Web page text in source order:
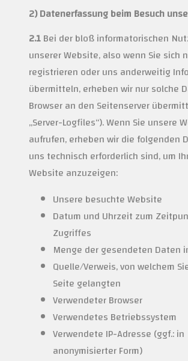
2) Datenerfassung beim Besuch
2.1Bei der bloß informatorischen
unserer Website, also wenn Sie sich
registrieren oder uns anderweitig
übermitteln, erheben wir nur solche
Browser an den Seitenserver
„Server-Logfiles“). Wenn Sie unsere
aufrufen, erheben wir die folgenden
uns technisch erforderlich sind, um
Website anzuzeigen:
Unsere besuchte Website
Datum und Uhrzeit zum
Zugriffes
Menge der gesendeten Daten
Quelle/Verweis, von welchem
Seite gelangten
Verwendeter Browser
Verwendetes Betriebssystem
Verwendete IP-Adresse (ggf.: in
anonymisierter Form)